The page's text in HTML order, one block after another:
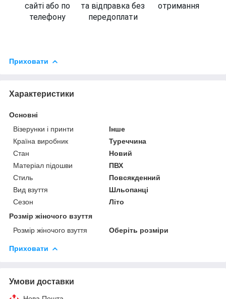
сайті або по
телефону
та відправка без
передоплати
отримання
Приховати
Характеристики
Основні
Візерунки і принти
Інше
Країна виробник
Туреччина
Стан
Новий
Матеріал підошви
ПВХ
Стиль
Повсякденний
Вид взуття
Шльопанці
Сезон
Літо
Розмір жіночого взуття
Розмір жіночого взуття
Оберіть розміри
Приховати
Умови доставки